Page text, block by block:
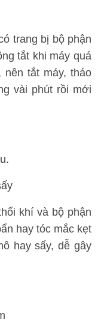
trang bị bộ phận
tắt khi máy quá
nên tắt máy, tháo
vài phút rồi mới
khí và bộ phận
hay tóc mắc kẹt
hay sấy, dễ gây